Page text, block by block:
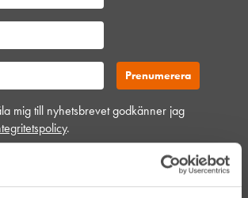
mig till nyhetsbrevet godkänner jag
.